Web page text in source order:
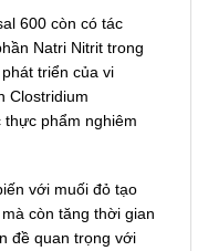
600 còn có tác
Natri Nitrit trong
triển của vi
Clostridium
thực phẩm nghiêm
với muối đỏ tạo
còn tăng thời gian
đề quan trọng với